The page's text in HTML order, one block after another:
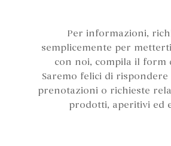
Per informazioni,
semplicemente per
con noi, compila il form
Saremo felici di rispondere
prenotazioni o richieste
prodotti, aperitivi ed